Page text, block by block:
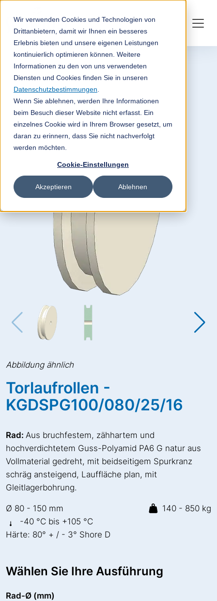
Wir verwenden Cookies und Technologien von
Drittanbietern, damit wir Ihnen ein besseres
Erlebnis bieten und unsere eigenen Leistungen
kontinuierlich optimieren können. Weitere
Informationen zu den von uns verwendeten
Diensten und Cookies finden Sie in unseren
Datenschutzbestimmungen
Wenn Sie ablehnen, werden Ihre Informationen
beim Besuch dieser Website nicht erfasst. Ein
einzelnes Cookie wird in Ihrem Browser gesetzt, um
daran zu erinnern, dass Sie nicht nachverfolgt
werden möchten.
Cookie-Einstellungen
Akzeptieren Ablehnen
Abbildung ähnlich
Torlaufrollen -
KGDSPG100/080/25/16
Rad: Aus bruchfestem, zähhartem und
hochverdichtetem Guss-Polyamid PA6 G natur aus
Vollmaterial gedreht, mit beidseitigem Spurkranz
schräg ansteigend, Lauffläche plan, mit
Gleitlagerbohrung.
Ø 80 - 150 mm
140 - 850 kg
-40 °C bis +105 °C
Härte: 80° + / - 3° Shore D
Wählen Sie Ihre Ausführung
Rad-Ø (mm)